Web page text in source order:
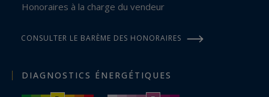
Honoraires à la charge du vendeur
CONSULTER LE BARÈME DES HONORAIRES
DIAGNOSTICS ÉNERGÉTIQUES